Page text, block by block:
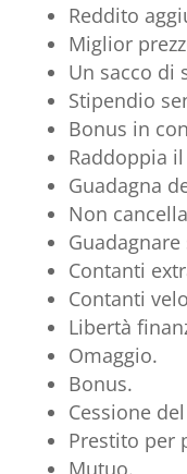
Reddito
Miglior
Un sacco di
Stipendio
Bonus in
Raddoppia
Guadagna
Non
Contanti
Contanti
Libertà
Omaggio.
Bonus.
Cessione
Prestito per
Mutuo.